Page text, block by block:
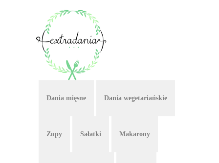
Dania mięsne Dania wegetariańskie
Zupy Sałatki Makarony